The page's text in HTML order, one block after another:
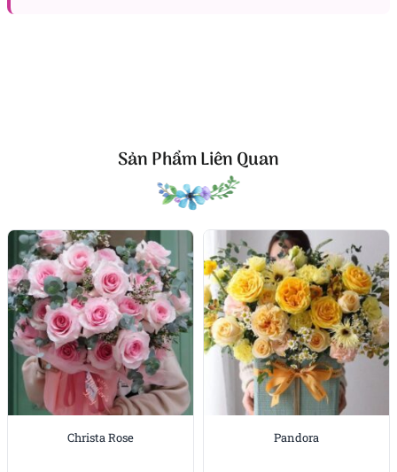
Cảm xúc được kể bằng hoa
Cẩm tú cầu vốn nổi tiếng với hình dáng tròn đầy,
tượng trưng cho sự trân trọng và những cảm xúc
sâu sắc. Trong Pink Cloud , ý nghĩa đó được thể hiện
một cách rất tinh tế. Không cần lời giải thích dài
dòng, chỉ cần nhìn vào cách các bông hoa ôm lấy
nhau, người ta đã cảm nhận được sự gắn kết, dịu
dàng và chân thành.
Bó hoa không mang dáng vẻ cầu kỳ hay quá trau
chuốt. Ngược lại, chính sự mộc mạc trong cách phối
hoa, cách chọn màu và xử lý chất liệu lại khiến Pink
Sản Phẩm Liên Quan
Christa Rose Pandora